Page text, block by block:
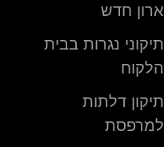
ארון חדש
תיקוני נגרות בבית
הלקוח
תיקון דלתות
למרפסת